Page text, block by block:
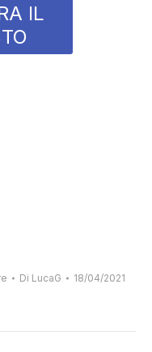
IL
Di LucaG 18/04/2021